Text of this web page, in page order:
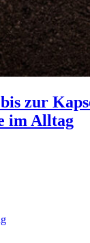
zur
im Alltag